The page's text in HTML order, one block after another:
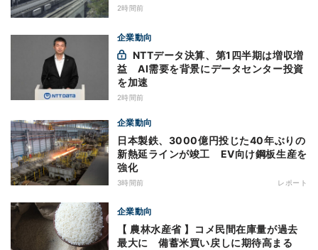
2時間前
企業動向
益 AI需要を背景にデータセンター投資
を加速
2時間前
企業動向
日本製鉄、3000億円投じた40年ぶりの
新熱延ラインが竣工 EV向け鋼板生産を
強化
3時間前 レポート
企業動向
【 農林水産省 】コメ民間在庫量が過去
最大に 備蓄米買い戻しに期待高まる